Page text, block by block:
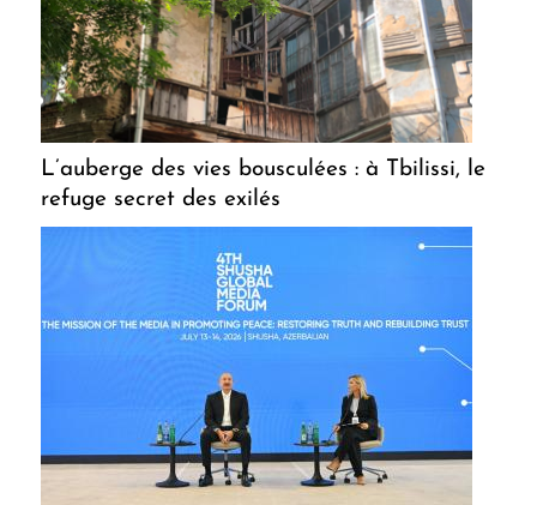
L’auberge des vies bousculées : à Tbilissi, le
refuge secret des exilés